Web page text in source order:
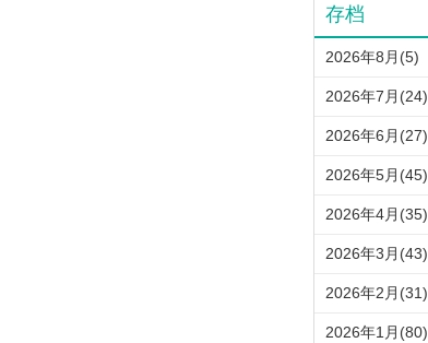
存档
2026年8月(5)
2026年7月(24)
2026年6月(27)
2026年5月(45)
2026年4月(35)
2026年3月(43)
2026年2月(31)
2026年1月(80)